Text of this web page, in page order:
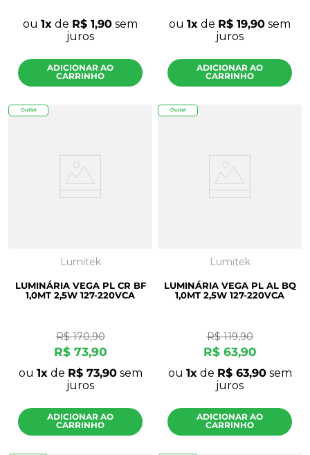
ou 1 de R$ 1,90 sem
juros
ADICIONAR AO
CARRINHO
ou 1 de R$ 19,90 sem
juros
ADICIONAR AO
CARRINHO
Outlet
Lumitek
LUMINÁRIA VEGA PL CR BF
1,0MT 2,5W 127-220VCA
R$ 170,90
R$ 73,90
ou 1 de R$ 73,90sem
juros
ADICIONAR AO
CARRINHO
Outlet
Lumitek
LUMINÁRIA VEGA PL AL BQ
1,0MT 2,5W 127-220VCA
R$ 119,90
R$ 63,90
ou 1 de R$ 63,90sem
juros
ADICIONAR AO
CARRINHO